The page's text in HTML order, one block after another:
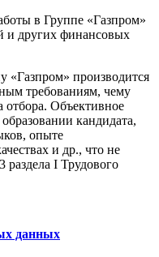
в Группе «Газпром»
и других финансовых
«Газпром» производится
требованиям, чему
отбора. Объективное
кандидата,
опыте
и др., что не
раздела I Трудового
данных